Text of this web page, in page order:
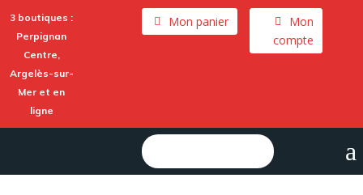
3 boutiques :
Perpignan
Centre,
Argelès-sur-
Mer et en
ligne
Mon panier
Mon
compte
Rechercher : a